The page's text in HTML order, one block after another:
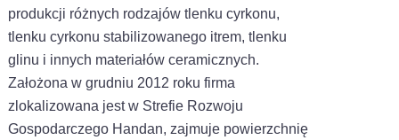
produkcji różnych rodzajów tlenku cyrkonu,
tlenku cyrkonu stabilizowanego itrem, tlenku
glinu i innych materiałów ceramicznych.
Założona w grudniu 2012 roku firma
zlokalizowana jest w Strefie Rozwoju
Gospodarczego Handan, zajmuje powierzchnię